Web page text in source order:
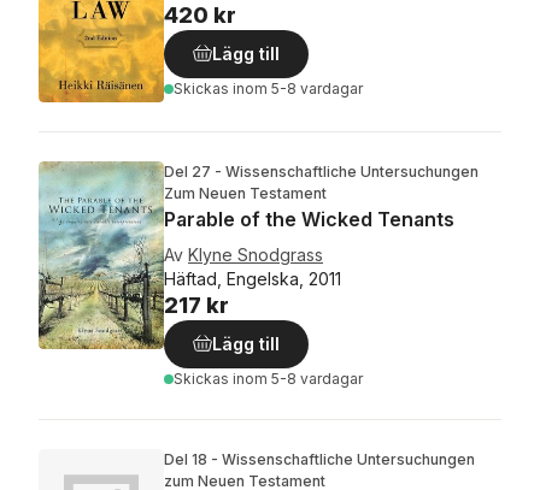
420 kr
Lägg till
Skickas inom 5-8 vardagar
Del 27 - Wissenschaftliche Untersuchungen
Zum Neuen Testament
Parable of the Wicked Tenants
Av Klyne Snodgrass
Häftad, Engelska, 2011
217 kr
Lägg till
Skickas inom 5-8 vardagar
Del 18 - Wissenschaftliche Untersuchungen
zum Neuen Testament